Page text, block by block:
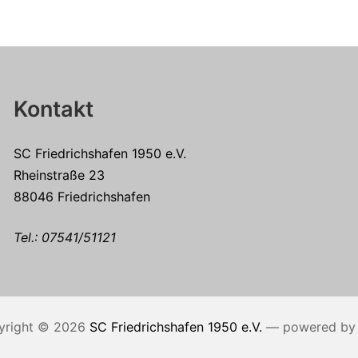
Kontakt
SC Friedrichshafen 1950 e.V.
Rheinstraße 23
88046 Friedrichshafen
Tel.: 07541/51121
© 2026 SC Friedrichshafen 1950 e.V. — powered